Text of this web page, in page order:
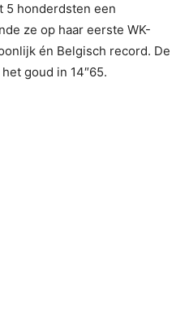
5 honderdsten een
ze op haar eerste WK-
én Belgisch record. De
goud in 14″65.